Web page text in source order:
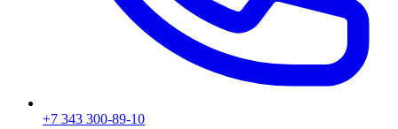
+7 343 300-89-10